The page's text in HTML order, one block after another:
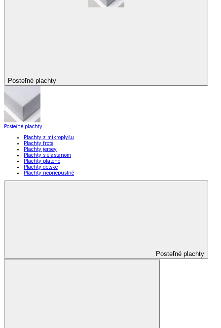
Posteľné plachty
Posteľné plachty
Plachty z mikroplyšu
Plachty froté
Plachty jersey
Plachty s elastanom
Plachty plátené
Plachty detské
Plachty nepriepustné
Posteľné plachty